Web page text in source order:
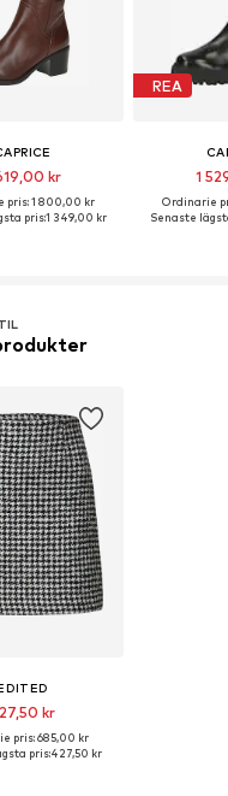
kr
pris: 1 800,00 kr
pris:1 349,00 kr
REA
1
Ordinarie
Senaste
kr
pris: 685,00 kr
pris:427,50 kr